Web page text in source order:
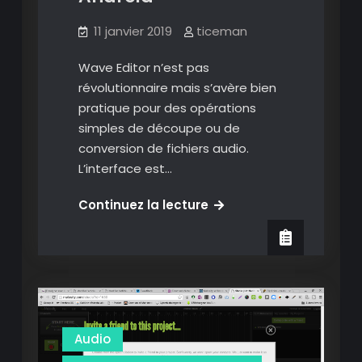
11 janvier 2019 ticeman
Wave Editor n’est pas
révolutionnaire mais s’avère bien
pratique pour des opérations
simples de découpe ou de
conversion de fichiers audio.
L’interface est…
Continuez la lectureWave
audio
pratique
Android
Audio